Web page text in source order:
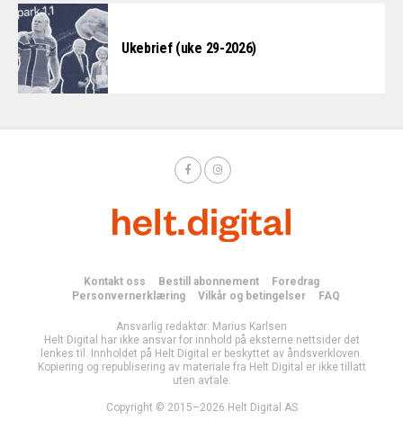
Ukebrief (uke 29-2026)
Kontakt oss Bestill abonnement
Foredrag
Personvernerklæring
Vilkår og betingelser FAQ
Ansvarlig redaktør: Marius Karlsen
Helt Digital har ikke ansvar for innhold på eksterne nettsider det
lenkes til. Innholdet på Helt Digital er beskyttet av åndsverkloven.
Kopiering og republisering av materiale fra Helt Digital er ikke tillatt
uten avtale.
Copyright © 2015–2026 Helt Digital AS